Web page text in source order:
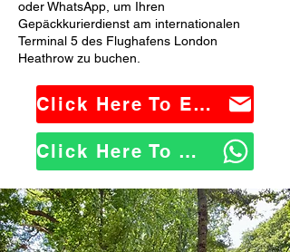
oder WhatsApp, um Ihren
Gepäckkurierdienst am internationalen
Terminal 5 des Flughafens London
Heathrow zu buchen.
Click Here To Email Us
Click Here To WhatsApp Us